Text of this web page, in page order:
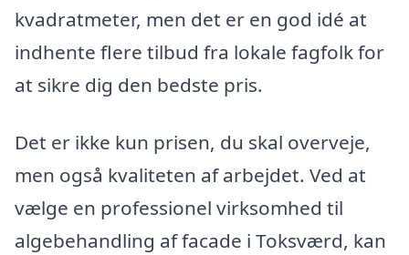
kvadratmeter, men det er en god idé at
indhente flere tilbud fra lokale fagfolk for
at sikre dig den bedste pris.
Det er ikke kun prisen, du skal overveje,
men også kvaliteten af arbejdet. Ved at
vælge en professionel virksomhed til
algebehandling af facade i Toksværd, kan